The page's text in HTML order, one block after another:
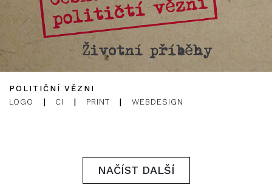
POLITIČNÍ VĚZNI
LOGO
CI PRINT WEBDESIGN
NAČÍST DALŠÍ